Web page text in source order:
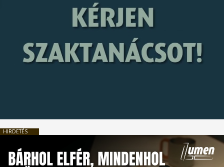
HIRDETÉS